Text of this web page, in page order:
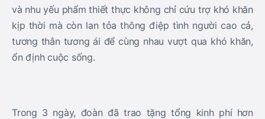
và nhu yếu phẩm thiết thực không chỉ cứu trợ khó khăn
kịp thời mà còn lan tỏa thông điệp tình người cao cả,
tương thân tương ái để cùng nhau vượt qua khó khăn,
ổn định cuộc sống.
Trong 3 ngày, đoàn đã trao tặng tổng kinh phí hơn